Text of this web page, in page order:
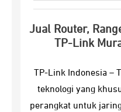
Jual Router,
TP-Link
TP-Link Indonesia –
teknologi yang
perangkat untuk